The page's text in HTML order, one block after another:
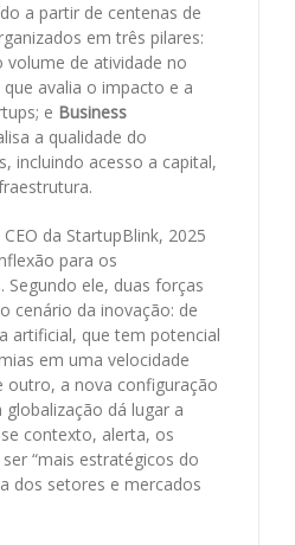
a partir de centenas de
em três pilares:
volume de atividade no
que avalia o impacto e a
e Business
a qualidade do
incluindo acesso a capital,
CEO da StartupBlink, 2025
para os
Segundo ele, duas forças
cenário da inovação: de
artificial, que tem potencial
em uma velocidade
outro, a nova configuração
dá lugar a
contexto, alerta, os
“mais estratégicos do
dos setores e mercados